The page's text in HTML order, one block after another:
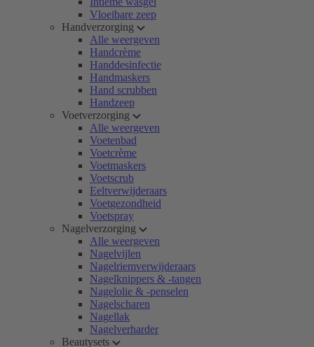
Vloeibare zeep
Handverzorging
Alle weergeven
Handcrème
Handdesinfectie
Handmaskers
Hand scrubben
Handzeep
Voetverzorging
Alle weergeven
Voetenbad
Voetcrème
Voetmaskers
Voetscrub
Eeltverwijderaars
Voetgezondheid
Voetspray
Nagelverzorging
Alle weergeven
Nagelvijlen
Nagelriemverwijderaars
Nagelknippers & -tangen
Nagelolie & -penselen
Nagelscharen
Nagellak
Nagelverharder
Beautysets